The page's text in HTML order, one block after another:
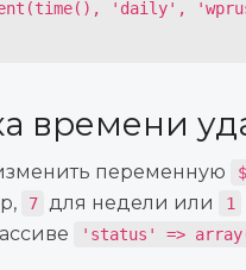
времени
переменную
7 для недели или 1
'status' =>